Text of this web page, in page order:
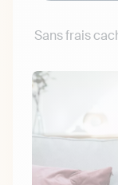
Sans frais